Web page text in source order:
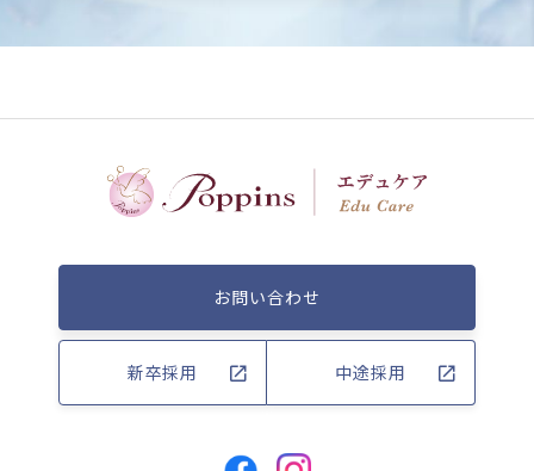
お問い合わせ
新卒採用 中途採用